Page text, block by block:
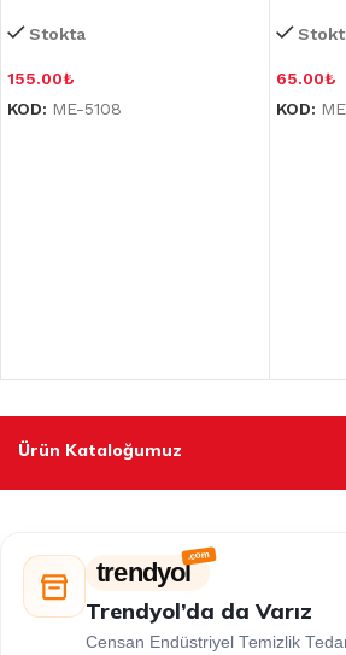
Stokta
155.00₺
KOD: ME-5108
65.00₺
KOD:
Ürün Kataloğumuz
trendyol
Trendyol’da da Varız
Censan Endüstriyel Temizlik